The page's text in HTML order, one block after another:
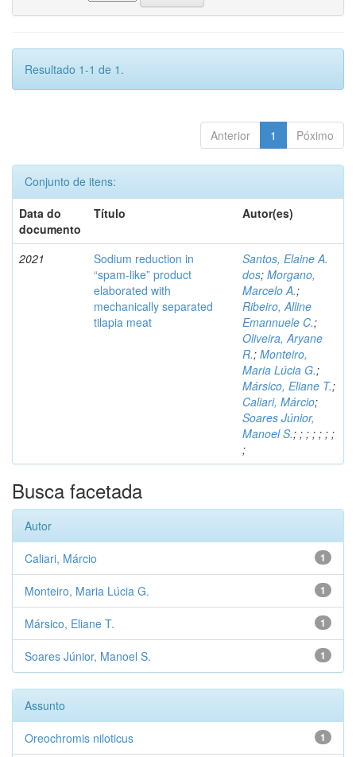
Resultado 1-1 de 1.
Anterior 1 Póximo
Conjunto de itens:
Data do
documento
Título Autor(es)
2021
Sodium reduction in
“spam-like” product
elaborated with
mechanically separated
tilapia meat
Santos, Elaine A.
dos; Morgano,
Marcelo A.;
Ribeiro, Alline
Emannuele C.;
Oliveira, Aryane
R.; Monteiro,
Maria Lúcia G.;
Mársico, Eliane T.;
Caliari, Márcio;
Soares Júnior,
Manoel S.; ; ; ; ; ; ;
;
Busca facetada
Autor
1
Caliari, Márcio
1
Monteiro, Maria Lúcia G.
1
Mársico, Eliane T.
1
Soares Júnior, Manoel S.
Assunto
1
Oreochromis niloticus